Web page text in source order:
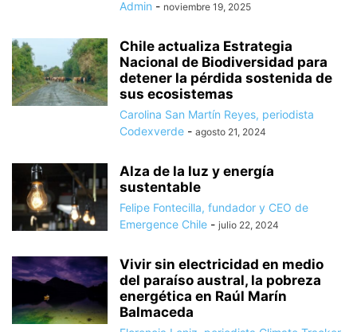
Admin - noviembre 19, 2025
Chile actualiza Estrategia
Nacional de Biodiversidad para
detener la pérdida sostenida de
sus ecosistemas
Carolina San Martín Reyes, periodista
Codexverde - agosto 21, 2024
Alza de la luz y energía
sustentable
Felipe Fontecilla, fundador y CEO de
Emergence Chile - julio 22, 2024
Vivir sin electricidad en medio
del paraíso austral, la pobreza
energética en Raúl Marín
Balmaceda